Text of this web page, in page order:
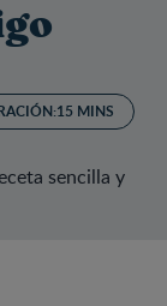
15 MINS
sencilla y